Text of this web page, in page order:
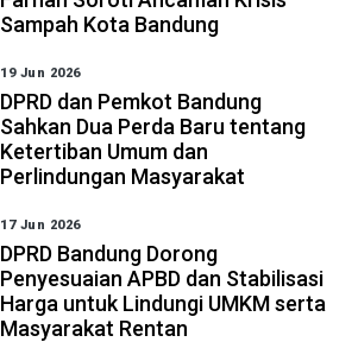
Sampah Kota Bandung
19 Jun 2026
DPRD dan Pemkot Bandung
Sahkan Dua Perda Baru tentang
Ketertiban Umum dan
Perlindungan Masyarakat
17 Jun 2026
DPRD Bandung Dorong
Penyesuaian APBD dan Stabilisasi
Harga untuk Lindungi UMKM serta
Masyarakat Rentan